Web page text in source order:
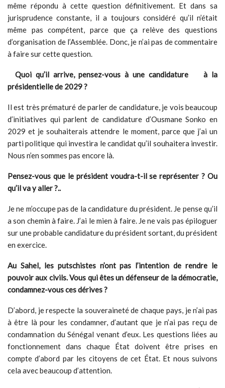
même répondu à cette question définitivement. Et dans sa
jurisprudence constante, il a toujours considéré qu’il n’était
même pas compétent, parce que ça relève des questions
d’organisation de l’Assemblée. Donc, je n’ai pas de commentaire
à faire sur cette question.
Quoi qu’il arrive, pensez-vous à une candidature à la
présidentielle de 2029 ?
Il est très prématuré de parler de candidature, je vois beaucoup
d’initiatives qui parlent de candidature d’Ousmane Sonko en
2029 et je souhaiterais attendre le moment, parce que j’ai un
parti politique qui investira le candidat qu’il souhaitera investir.
Nous n’en sommes pas encore là.
Pensez-vous que le président voudra-t-il se représenter ? Ou
qu’il va y aller ?..
Je ne m’occupe pas de la candidature du président. Je pense qu’il
a son chemin à faire. J’ai le mien à faire. Je ne vais pas épiloguer
sur une probable candidature du président sortant, du président
en exercice.
Au Sahel, les putschistes n’ont pas l’intention de rendre le
pouvoir aux civils. Vous qui êtes un défenseur de la démocratie,
condamnez-vous ces dérives ?
D’abord, je respecte la souveraineté de chaque pays, je n’ai pas
à être là pour les condamner, d’autant que je n’ai pas reçu de
condamnation du Sénégal venant d’eux. Les questions liées au
fonctionnement dans chaque État doivent être prises en
compte d’abord par les citoyens de cet État. Et nous suivons
cela avec beaucoup d’attention.